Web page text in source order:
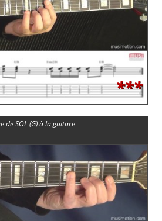
***
de SOL (G) à la guitare